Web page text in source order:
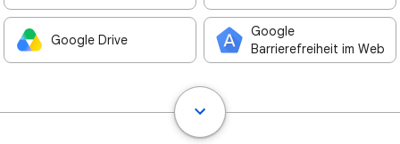
Google Drive
Google
Barrierefreiheit im Web